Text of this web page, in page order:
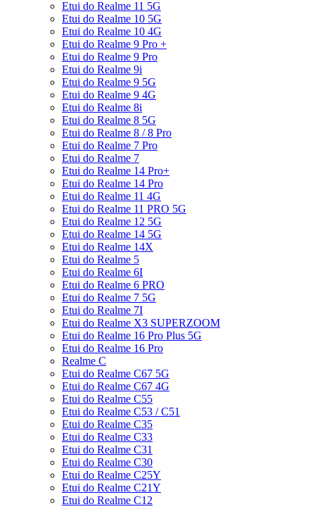
Etui do Realme 11 5G
Etui do Realme 10 5G
Etui do Realme 10 4G
Etui do Realme 9 Pro +
Etui do Realme 9 Pro
Etui do Realme 9i
Etui do Realme 9 5G
Etui do Realme 9 4G
Etui do Realme 8i
Etui do Realme 8 5G
Etui do Realme 8 / 8 Pro
Etui do Realme 7 Pro
Etui do Realme 7
Etui do Realme 14 Pro+
Etui do Realme 14 Pro
Etui do Realme 11 4G
Etui do Realme 11 PRO 5G
Etui do Realme 12 5G
Etui do Realme 14 5G
Etui do Realme 14X
Etui do Realme 5
Etui do Realme 6I
Etui do Realme 6 PRO
Etui do Realme 7 5G
Etui do Realme 7I
Etui do Realme X3 SUPERZOOM
Etui do Realme 16 Pro Plus 5G
Etui do Realme 16 Pro
Realme C
Etui do Realme C67 5G
Etui do Realme C67 4G
Etui do Realme C55
Etui do Realme C53 / C51
Etui do Realme C35
Etui do Realme C33
Etui do Realme C31
Etui do Realme C30
Etui do Realme C25Y
Etui do Realme C21Y
Etui do Realme C12